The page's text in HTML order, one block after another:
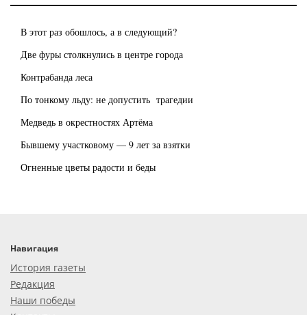
В этот раз обошлось, а в следующий?
Две фуры столкнулись в центре города
Контрабанда леса
По тонкому льду: не допустить трагедии
Медведь в окрестностях Артёма
Бывшему участковому — 9 лет за взятки
Огненные цветы радости и беды
Навигация
История газеты
Редакция
Наши победы